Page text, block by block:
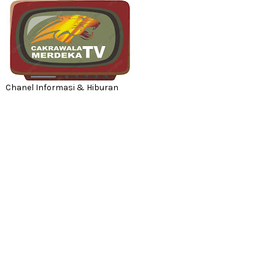
Chanel Informasi & Hiburan